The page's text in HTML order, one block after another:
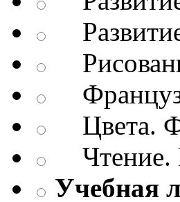
Цвета.
Чтение.
Учебная